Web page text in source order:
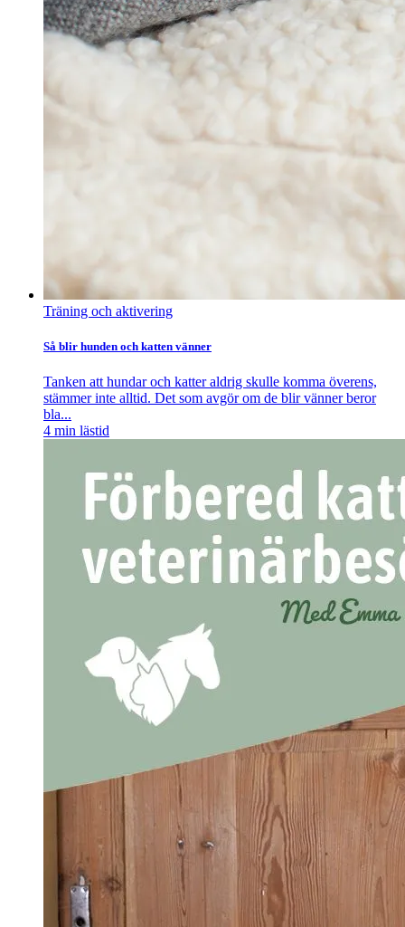
Träning och aktivering
Så blir hunden och katten vänner
Tanken att hundar och katter aldrig skulle komma överens,
stämmer inte alltid. Det som avgör om de blir vänner beror
bla...
4 min lästid